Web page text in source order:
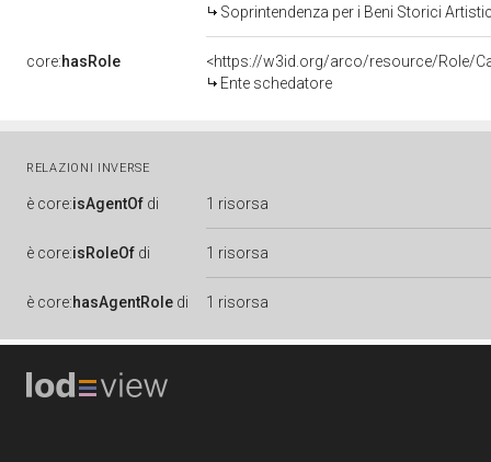
Soprintendenza per i Beni Storici
core:hasRole
<https://w3id.org/arco/resource/Role/
Ente schedatore
RELAZIONI INVERSE
è core:isAgentOf di 1 risorsa
è core:isRoleOf di 1 risorsa
è core:hasAgentRole di 1 risorsa